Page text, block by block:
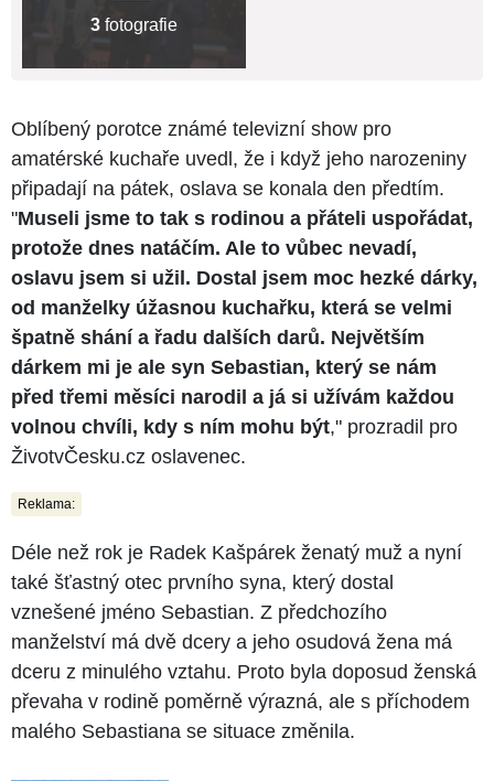
3 fotografie
Oblíbený porotce známé televizní show pro
amatérské kuchaře uvedl, že i když jeho narozeniny
připadají na pátek, oslava se konala den předtím.
"Museli jsme to tak s rodinou a přáteli uspořádat,
protože dnes natáčím. Ale to vůbec nevadí,
oslavu jsem si užil. Dostal jsem moc hezké dárky,
od manželky úžasnou kuchařku, která se velmi
špatně shání a řadu dalších darů. Největším
dárkem mi je ale syn Sebastian, který se nám
před třemi měsíci narodil a já si užívám každou
volnou chvíli, kdy s ním mohu být," prozradil pro
ŽivotvČesku.cz oslavenec.
Reklama:
Déle než rok je Radek Kašpárek ženatý muž a nyní
také šťastný otec prvního syna, který dostal
vznešené jméno Sebastian. Z předchozího
manželství má dvě dcery a jeho osudová žena má
dceru z minulého vztahu. Proto byla doposud ženská
převaha v rodině poměrně výrazná, ale s příchodem
malého Sebastiana se situace změnila.